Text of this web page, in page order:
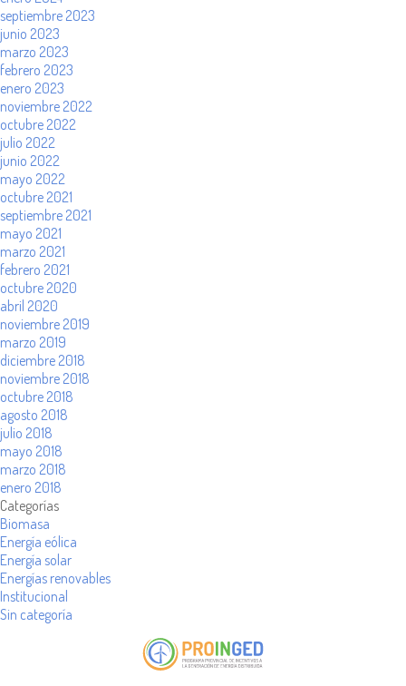
septiembre 2023
junio 2023
marzo 2023
febrero 2023
enero 2023
noviembre 2022
octubre 2022
julio 2022
junio 2022
mayo 2022
octubre 2021
septiembre 2021
mayo 2021
marzo 2021
febrero 2021
octubre 2020
abril 2020
noviembre 2019
marzo 2019
diciembre 2018
noviembre 2018
octubre 2018
agosto 2018
julio 2018
mayo 2018
marzo 2018
enero 2018
Categorías
Biomasa
Energía eólica
Energía solar
Energías renovables
Institucional
Sin categoría